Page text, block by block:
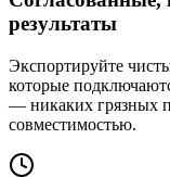
результаты
Экспортируйте
которые
— никаких грязных
совместимостью.